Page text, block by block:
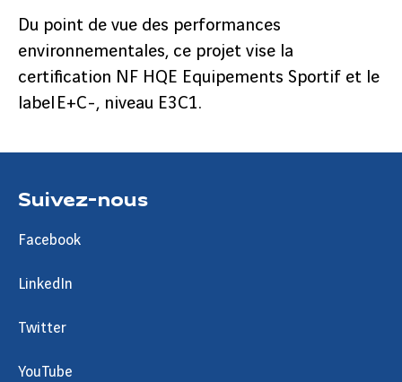
Du point de vue des performances
environnementales, ce projet vise la
certification NF HQE Equipements Sportif et le
label E+C-, niveau E3C1.
Suivez-nous
Facebook
LinkedIn
Twitter
YouTube